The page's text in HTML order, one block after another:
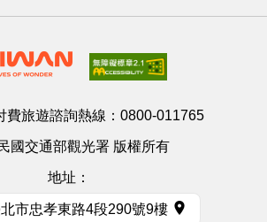
費旅遊諮詢熱線： 0800-011765
國交通部觀光署 版權所有
地址：
市忠孝東路4段290號9樓